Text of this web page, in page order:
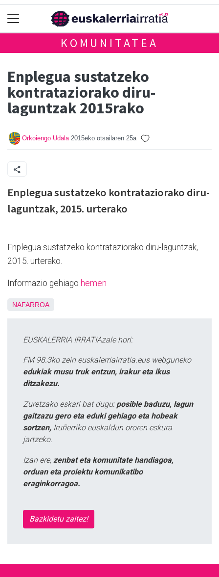
KOMUNITATEA
Enplegua sustatzeko
kontrataziorako diru-
laguntzak 2015rako
Orkoiengo Udala 2015eko otsailaren 25a
Enplegua sustatzeko kontrataziorako diru-
laguntzak, 2015. urterako
Enplegua sustatzeko kontrataziorako diru-laguntzak,
2015. urterako.
Informazio gehiago hemen
NAFARROA
EUSKALERRIA IRRATIAzale hori:
FM 98.3ko zein euskalerriairratia.eus webguneko
edukiak musu truk entzun, irakur eta ikus
ditzakezu.
Zuretzako eskari bat dugu: posible baduzu, lagun
gaitzazu gero eta eduki gehiago eta hobeak
sortzen, Iruñerriko euskaldun ororen eskura
jartzeko.
Izan ere, zenbat eta komunitate handiagoa,
orduan eta proiektu komunikatibo
eraginkorragoa.
Bazkidetu zaitez!